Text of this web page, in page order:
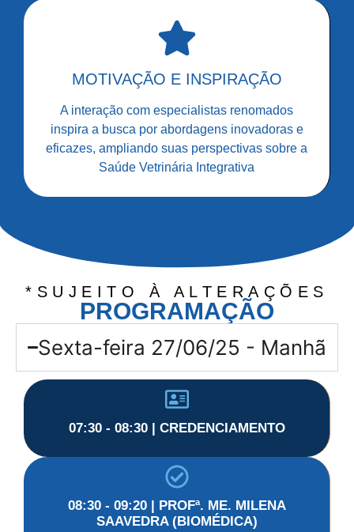
MOTIVAÇÃO E INSPIRAÇÃO
A interação com especialistas renomados
inspira a busca por abordagens inovadoras e
eficazes, ampliando suas perspectivas sobre a
Saúde Vetrinária Integrativa
*SUJEITO À ALTERAÇÕES
PROGRAMAÇÃO
Sexta-feira 27/06/25 - Manhã
07:30 - 08:30 | CREDENCIAMENTO
08:30 - 09:20 | PROFª. ME. MILENA
SAAVEDRA (BIOMÉDICA)